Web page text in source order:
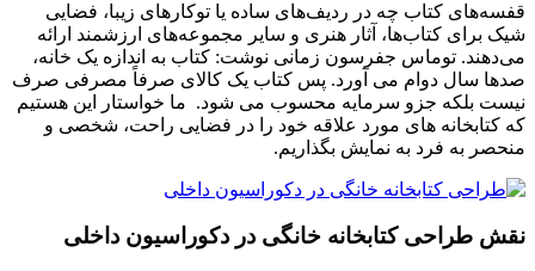
قفسه‌های کتاب چه در ردیف‌های ساده یا توکارهای زیبا، فضایی
شیک برای کتاب‌ها، آثار هنری و سایر مجموعه‌های ارزشمند ارائه
می‌دهند. توماس جفرسون زمانی نوشت: کتاب به اندازه یک خانه،
صدها سال دوام می آورد. پس کتاب یک کالای صرفاً مصرفی صرف
نیست بلکه جزو سرمایه محسوب می شود. ما خواستار این هستیم
که کتابخانه های مورد علاقه خود را در فضایی راحت، شخصی و
منحصر به فرد به نمایش بگذاریم.
نقش طراحی کتابخانه خانگی در دکوراسیون داخلی